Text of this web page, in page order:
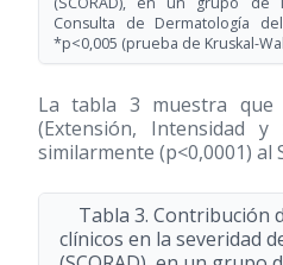
Consulta de Dermatología
*p<0,005 (prueba de Kruskal-
La tabla 3 muestra que
(Extensión, Intensidad y
similarmente (p<0,0001) al
Tabla 3. Contribución
clínicos en la severidad